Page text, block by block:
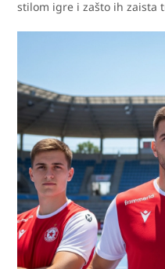
stilom igre i zašto ih zaista